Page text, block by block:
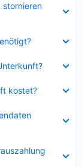
stornieren
kostet?